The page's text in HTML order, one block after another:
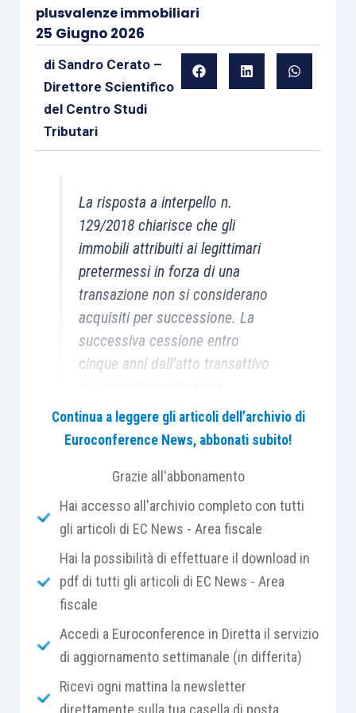
plusvalenze immobiliari
25 Giugno 2026
di Sandro Cerato –
Direttore Scientifico
del Centro Studi
Tributari
La risposta a interpello n.
129/2018 chiarisce che gli
immobili attribuiti ai legittimari
pretermessi in forza di una
transazione non si considerano
acquisiti per successione. La
successiva cessione entro
cinque anni dall’atto transattivo
plusvalenza imponibile,
assumendo come costo di
transazione.
Tra le tante
presentare in tema di
tema di rilevante interesse pratico: il trattamento,
ai fini delle plusvalenze immobiliariex art. 67,
comma 1, lett. b), TUIR , degli immobili attribuiti
nell’ambito di una transazione avente a oggetto
Continua a leggere gli articoli dell’archivio di
Euroconference News, abbonati subito!
Grazie all'abbonamento
Hai accesso all'archivio completo con tutti
gli articoli di EC News - Area fiscale
Hai la possibilità di effettuare il download in
pdf di tutti gli articoli di EC News - Area
fiscale
Accedi a Euroconference in Diretta il servizio
di aggiornamento settimanale (in differita)
Ricevi ogni mattina la newsletter
direttamente sulla tua casella di posta